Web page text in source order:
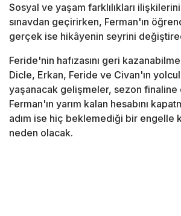
Sosyal ve yaşam farklılıkları
sınavdan geçirirken, Ferman'ın
gerçek ise hikâyenin seyrini
Feride'nin hafızasını geri
Dicle, Erkan, Feride ve Civan'ın
yaşanacak gelişmeler, sezon finaline
Ferman'ın yarım kalan hesabını
adım ise hiç beklemediği bir engelle
neden olacak.